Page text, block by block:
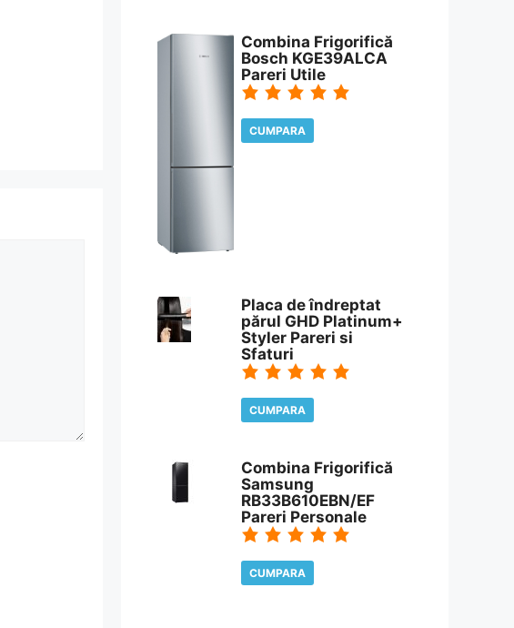
Combina Frigorifică
Bosch KGE39ALCA
Pareri Utile
CUMPARA
Placa de îndreptat
părul GHD Platinum+
Styler Pareri si
Sfaturi
CUMPARA
Combina Frigorifică
Samsung
RB33B610EBN/EF
Pareri Personale
CUMPARA